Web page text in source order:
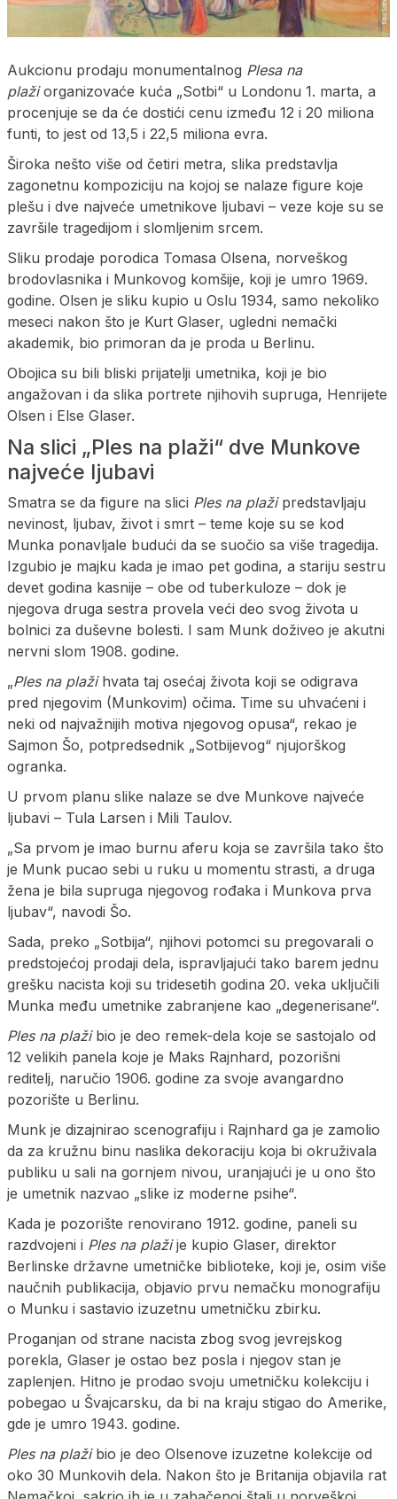
Aukcionu prodaju monumentalnog Plesa na
plažiorganizovaće kuća „Sotbi“ u Londonu 1. marta, a
procenjuje se da će dostići cenu između 12 i 20 miliona
funti, to jest od 13,5 i 22,5 miliona evra.
Široka nešto više od četiri metra, slika predstavlja
zagonetnu kompoziciju na kojoj se nalaze figure koje
plešu i dve najveće umetnikove ljubavi – veze koje su se
završile tragedijom i slomljenim srcem.
Sliku prodaje porodica Tomasa Olsena, norveškog
brodovlasnika i Munkovog komšije, koji je umro 1969.
godine. Olsen je sliku kupio u Oslu 1934, samo nekoliko
meseci nakon što je Kurt Glaser, ugledni nemački
akademik, bio primoran da je proda u Berlinu.
Obojica su bili bliski prijatelji umetnika, koji je bio
angažovan i da slika portrete njihovih supruga, Henrijete
Olsen i Else Glaser.
Na slici „Ples na plaži“ dve Munkove
najveće ljubavi
Smatra se da figure na slici Ples na plažipredstavljaju
nevinost, ljubav, život i smrt – teme koje su se kod
Munka ponavljale budući da se suočio sa više tragedija.
Izgubio je majku kada je imao pet godina, a stariju sestru
devet godina kasnije – obe od tuberkuloze – dok je
njegova druga sestra provela veći deo svog života u
bolnici za duševne bolesti. I sam Munk doživeo je akutni
nervni slom 1908. godine.
„Ples na plažihvata taj osećaj života koji se odigrava
pred njegovim (Munkovim) očima. Time su uhvaćeni i
neki od najvažnijih motiva njegovog opusa“, rekao je
Sajmon Šo, potpredsednik „Sotbijevog“ njujorškog
ogranka.
U prvom planu slike nalaze se dve Munkove najveće
ljubavi – Tula Larsen i Mili Taulov.
„Sa prvom je imao burnu aferu koja se završila tako što
je Munk pucao sebi u ruku u momentu strasti, a druga
žena je bila supruga njegovog rođaka i Munkova prva
ljubav“, navodi Šo.
Sada, preko „Sotbija“, njihovi potomci su pregovarali o
predstojećoj prodaji dela, ispravljajući tako barem jednu
grešku nacista koji su tridesetih godina 20. veka uključili
Munka među umetnike zabranjene kao „degenerisane“.
Ples na plažibio je deo remek-dela koje se sastojalo od
12 velikih panela koje je Maks Rajnhard, pozorišni
reditelj, naručio 1906. godine za svoje avangardno
pozorište u Berlinu.
Munk je dizajnirao scenografiju i Rajnhard ga je zamolio
da za kružnu binu naslika dekoraciju koja bi okruživala
publiku u sali na gornjem nivou, uranjajući je u ono što
je umetnik nazvao „slike iz moderne psihe“.
Kada je pozorište renovirano 1912. godine, paneli su
razdvojeni i Ples na plažije kupio Glaser, direktor
Berlinske državne umetničke biblioteke, koji je, osim više
naučnih publikacija, objavio prvu nemačku monografiju
o Munku i sastavio izuzetnu umetničku zbirku.
Proganjan od strane nacista zbog svog jevrejskog
porekla, Glaser je ostao bez posla i njegov stan je
zaplenjen. Hitno je prodao svoju umetničku kolekciju i
pobegao u Švajcarsku, da bi na kraju stigao do Amerike,
gde je umro 1943. godine.
Ples na plažibio je deo Olsenove izuzetne kolekcije od
oko 30 Munkovih dela. Nakon što je Britanija objavila rat